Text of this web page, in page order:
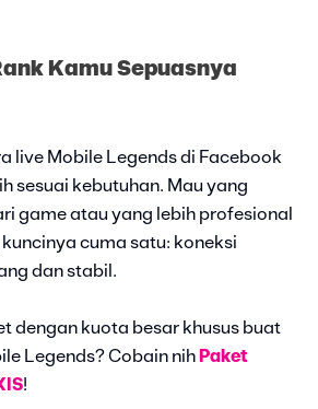
Kamu Sepuasnya
live Mobile Legends di Facebook
sesuai kebutuhan. Mau yang
game atau yang lebih profesional
cuma satu: koneksi
dan stabil.
dengan kuota besar khusus buat
Legends? Cobain nih Paket
!